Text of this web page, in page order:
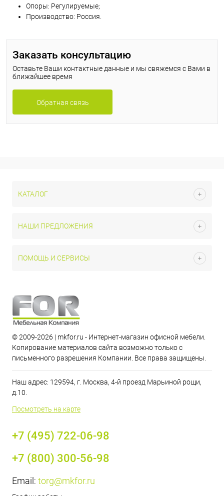
Опоры: Регулируемые;
Производство: Россия.
Заказать консультацию
Оставьте Ваши контактные данные и мы свяжемся с Вами в
ближайшее время
Обратная связь
КАТАЛОГ
НАШИ ПРЕДЛОЖЕНИЯ
ПОМОЩЬ И СЕРВИСЫ
© 2009-2026 | mkfor.ru - Интернет-магазин офисной мебели.
Копирование материалов сайта возможно только с
письменного разрешения Компании. Все права защищены.
Наш адрес: 129594, г. Москва, 4-й проезд Марьиной рощи,
д.10.
Посмотреть на карте
+7 (495) 722-06-98
+7 (800) 300-56-98
Email: torg@mkfor.ru